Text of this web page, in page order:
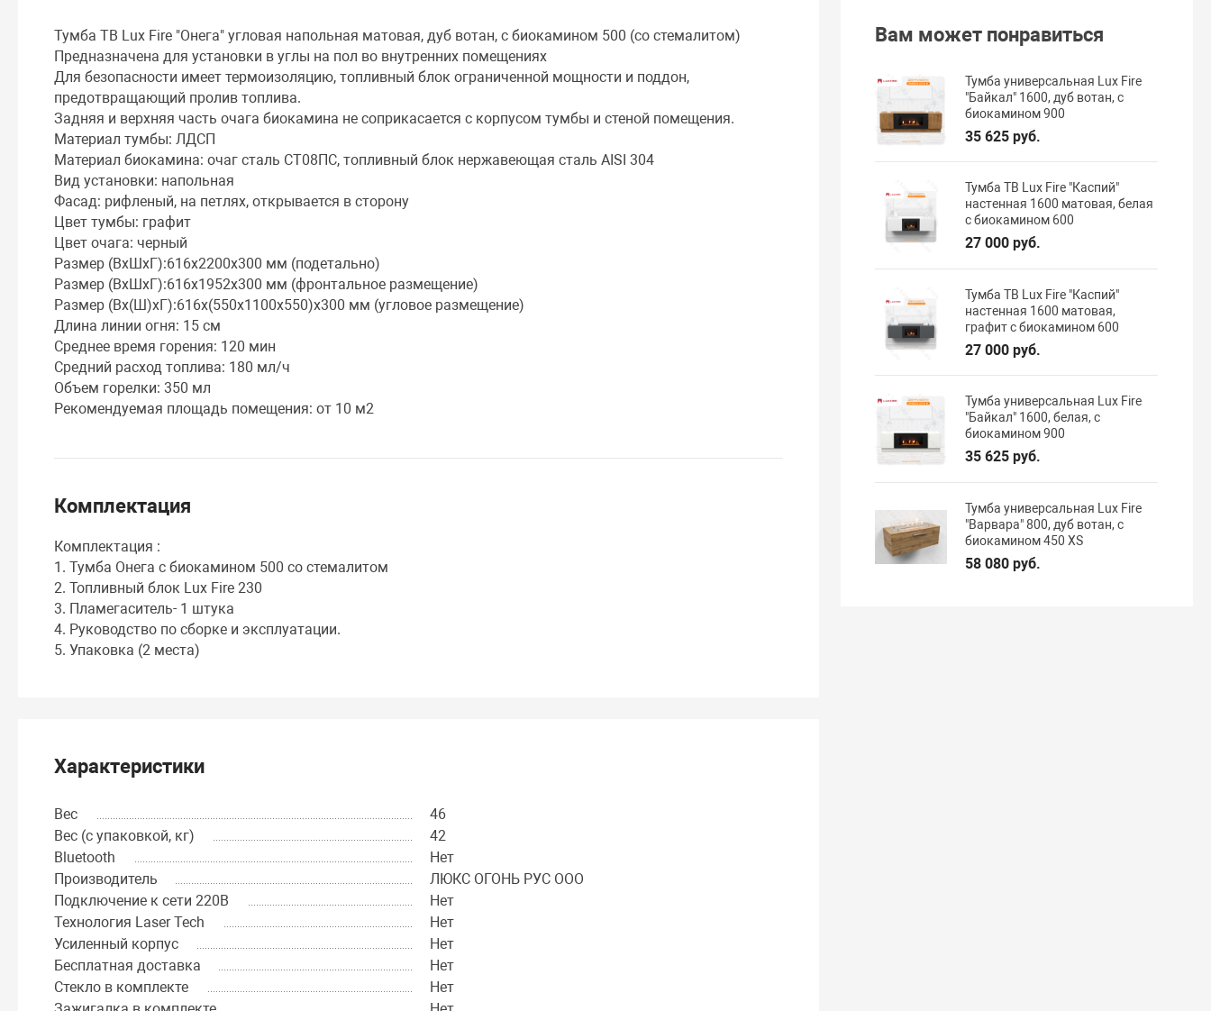
Тумба ТВ Lux Fire "Онега" угловая напольная матовая, дуб вотан, с биокамином 500 (со стемалитом)
Предназначена для установки в углы на пол во внутренних помещениях
Для безопасности имеет термоизоляцию, топливный блок ограниченной мощности и поддон,
предотвращающий пролив топлива.
Задняя и верхняя часть очага биокамина не соприкасается с корпусом тумбы и стеной помещения.
Материал тумбы: ЛДСП
Материал биокамина: очаг сталь СТ08ПС, топливный блок нержавеющая сталь AISI 304
Вид установки: напольная
Фасад: рифленый, на петлях, открывается в сторону
Цвет тумбы: графит
Цвет очага: черный
Размер (ВхШхГ):616х2200х300 мм (подетально)
Размер (ВхШхГ):616х1952х300 мм (фронтальное размещение)
Размер (Вх(Ш)хГ):616х(550х1100х550)х300 мм (угловое размещение)
Длина линии огня: 15 см
Среднее время горения: 120 мин
Средний расход топлива: 180 мл/ч
Объем горелки: 350 мл
Рекомендуемая площадь помещения: от 10 м2
Комплектация
Комплектация :
1. Тумба Онега с биокамином 500 со стемалитом
2. Топливный блок Lux Fire 230
3. Пламегаситель- 1 штука
4. Руководство по сборке и эксплуатации.
5. Упаковка (2 места)
Характеристики
Вес
46
Вес (с упаковкой, кг)
42
Bluetooth
Нет
Производитель
ЛЮКС ОГОНЬ РУС ООО
Подключение к сети 220В
Нет
Технология Laser Tech
Нет
Усиленный корпус
Нет
Бесплатная доставка
Нет
Стекло в комплекте
Нет
Вам может понравиться
Тумба универсальная Lux Fire
"Байкал" 1600, дуб вотан, с
биокамином 900
35 625 руб.
Тумба ТВ Lux Fire "Каспий"
настенная 1600 матовая, белая
с биокамином 600
27 000 руб.
Тумба ТВ Lux Fire "Каспий"
настенная 1600 матовая,
графит с биокамином 600
27 000 руб.
Тумба универсальная Lux Fire
"Байкал" 1600, белая, с
биокамином 900
35 625 руб.
Тумба универсальная Lux Fire
"Варвара" 800, дуб вотан, с
биокамином 450 XS
58 080 руб.